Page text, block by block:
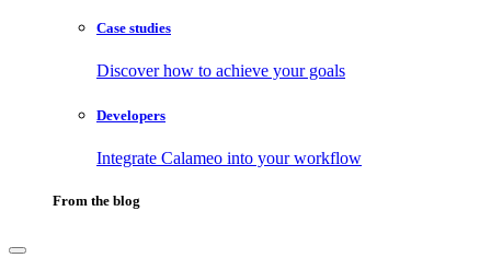
Case studies
Discover how to achieve your goals
Developers
Integrate Calameo into your workflow
From the blog